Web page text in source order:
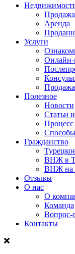
Продажа
Аренда
Услуги
Онлайн-
Полезное
Новости
Статьи
Гражданство
ВНЖ в
ВНЖ на
Отзывы
О нас
О
Команда
Вопрос-
Контакты